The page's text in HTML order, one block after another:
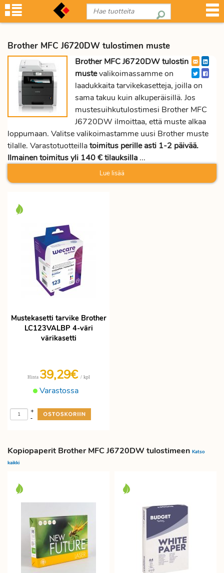
Brother MFC J6720DW tulostimen muste
Brother MFC J6720DW tulostin
mustevalikoimassamme on
laadukkaita tarvikekasetteja, joilla on
sama takuu kuin alkuperäisillä. Jos
mustesuihkutulostimesi Brother MFC
J6720DW ilmoittaa, että muste alkaa
loppumaan. Valitse valikoimastamme uusi Brother muste
tilalle. Varastotuotteillatoimitus perille asti 1-2 päivää.
Ilmainen toimitus yli 140 € tilauksilla ...
Lue lisää
Mustekasetti tarvike Brother
LC123VALBP 4-väri
värikasetti
Varastossa
Hinta 39,29€ / kpl
-
+
Kopiopaperit Brother MFC J6720DW tulostimeen Katso
kaikki